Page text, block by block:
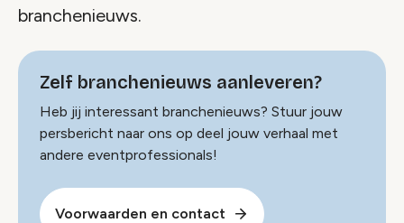
branchenieuws.
Zelf branchenieuws aanleveren?
Heb jij interessant branchenieuws? Stuur jouw
persbericht naar ons op deel jouw verhaal met
andere eventprofessionals!
Voorwaarden en contact